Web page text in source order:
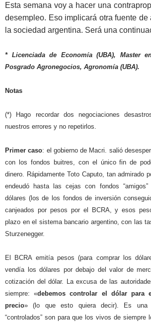
Esta semana voy a hacer una
desempleo. Eso implicará otra fuente de
la sociedad argentina. Será una
* Licenciada de Economía (UBA), Master
Posgrado Agronegocios, Agronomía (UBA).
Notas
(*) Hago recordar dos negociaciones
nuestros errores y no repetirlos.
Primer caso: el gobierno de Macri. salió
con los fondos buitres, con el único fin de
dinero. Rápidamente Toto Caputo, tan admirado
endeudó hasta las cejas con fondos
dólares (los de los fondos de inversión
canjeados por pesos por el BCRA, y esos
plazo en el sistema bancario argentino, con las
Sturzenegger.
El BCRA emitía pesos (para comprar los
vendía los dólares por debajo del valor de
cotización del dólar. La excusa de las
siempre: «debemos controlar el dólar para
precio» (lo que esto quiera decir). Es una
“controlados” son para que los vivos de siempre